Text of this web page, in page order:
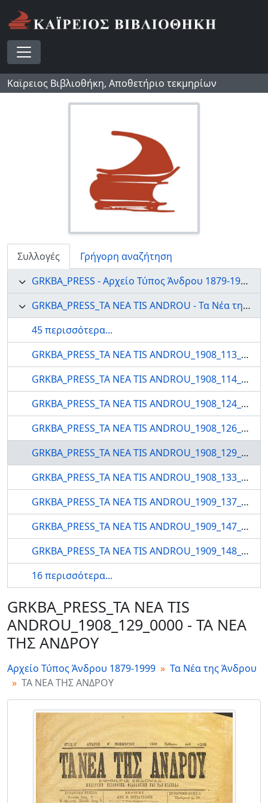
Skip to main content
Toggle navigation
Καϊρειος Βιβλιοθήκη, Αποθετήριο τεκμηρίων
Συλλογές
Γρήγορη αναζήτηση
GRKBA_PRESS - Αρχείο Τύπος Άνδρου 1879-1999
GRKBA_PRESS_TA NEA TIS ANDROU - Τα Νέα της Άνδρου
45 περισσότερα...
GRKBA_PRESS_TA NEA TIS ANDROU_1908_113_0000 - ΤΑ ΝΕΑ ΤΗΣ ΑΝΔΡΟΥ
GRKBA_PRESS_TA NEA TIS ANDROU_1908_114_0000 - ΤΑ ΝΕΑ ΤΗΣ ΑΝΔΡΟΥ
GRKBA_PRESS_TA NEA TIS ANDROU_1908_124_0000 - ΤΑ ΝΕΑ ΤΗΣ ΑΝΔΡΟΥ
GRKBA_PRESS_TA NEA TIS ANDROU_1908_126_0000 - ΤΑ ΝΕΑ ΤΗΣ ΑΝΔΡΟΥ
GRKBA_PRESS_TA NEA TIS ANDROU_1908_129_0000 - ΤΑ ΝΕΑ ΤΗΣ ΑΝΔΡΟΥ
GRKBA_PRESS_TA NEA TIS ANDROU_1908_133_0000 - ΤΑ ΝΕΑ ΤΗΣ ΑΝΔΡΟΥ
GRKBA_PRESS_TA NEA TIS ANDROU_1909_137_0000 - ΤΑ ΝΕΑ ΤΗΣ ΑΝΔΡΟΥ
GRKBA_PRESS_TA NEA TIS ANDROU_1909_147_0000 - ΤΑ ΝΕΑ ΤΗΣ ΑΝΔΡΟΥ
GRKBA_PRESS_TA NEA TIS ANDROU_1909_148_0000 - ΤΑ ΝΕΑ ΤΗΣ ΑΝΔΡΟΥ
16 περισσότερα...
GRKBA_PRESS_TA NEA TIS
ANDROU_1908_129_0000 - ΤΑ ΝΕΑ
ΤΗΣ ΑΝΔΡΟΥ
Αρχείο Τύπος Άνδρου 1879-1999
Τα Νέα της Άνδρου
ΤΑ ΝΕΑ ΤΗΣ ΑΝΔΡΟΥ